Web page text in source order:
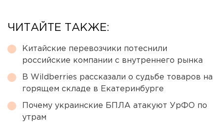
ЧИТАЙТЕ ТАКЖЕ:
Китайские перевозчики потеснили
российские компании с внутреннего рынка
В Wildberries рассказали о судьбе товаров на
горящем складе в Екатеринбурге
Почему украинские БПЛА атакуют УрФО по
утрам